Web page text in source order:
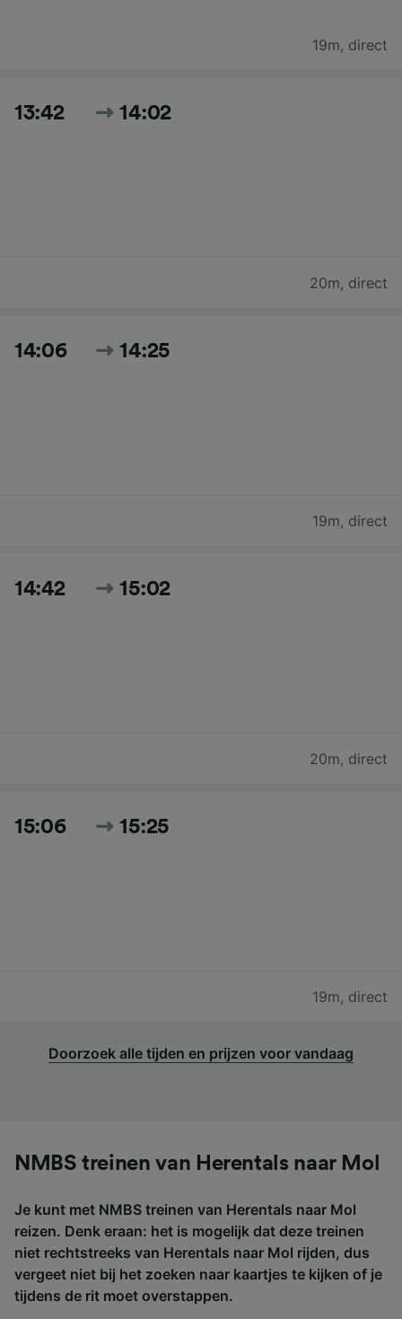
19m, direct
13:42 14:02
20m, direct
14:06 14:25
19m, direct
14:42 15:02
20m, direct
15:06 15:25
19m, direct
Doorzoek alle tijden en prijzen voor vandaag
NMBS treinen van Herentals naar Mol
Je kunt met NMBS treinen van Herentals naar Mol
reizen. Denk eraan: het is mogelijk dat deze treinen
niet rechtstreeks van Herentals naar Mol rijden, dus
vergeet niet bij het zoeken naar kaartjes te kijken of je
tijdens de rit moet overstappen.